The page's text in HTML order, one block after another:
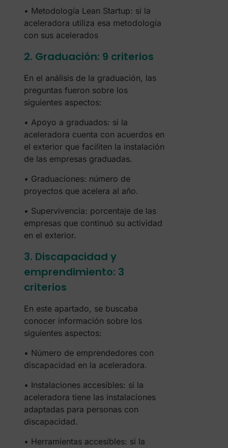
• Metodología Lean Startup: si la
aceleradora utiliza esa metodología
con sus acelerados
2. Graduación: 9 criterios
En el análisis de la graduación, las
preguntas fueron sobre los
siguientes aspectos:
• Apoyo a graduados: si la
aceleradora cuenta con acuerdos en
el exterior que faciliten la instalación
de las empresas graduadas.
• Graduaciones: número de
proyectos que acelera al año.
• Supervivencia: porcentaje de las
empresas que continuó su actividad
en el exterior.
3. Discapacidad y
emprendimiento: 3
criterios
En este apartado, se buscaba
conocer información sobre los
siguientes aspectos:
• Número de emprendedores con
discapacidad en la aceleradora.
• Instalaciones accesibles: si la
aceleradora tiene las instalaciones
adaptadas para personas con
discapacidad.
• Herramientas accesibles: si la